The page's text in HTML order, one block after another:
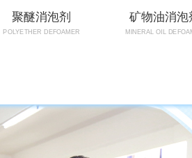
聚醚消泡剂
POLYETHER DEFOAMER
矿物油消泡
MINERAL OIL